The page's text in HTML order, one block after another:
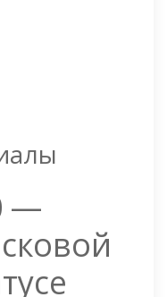
—